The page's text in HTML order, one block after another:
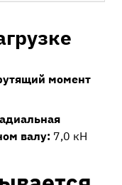
момент
валу: 7,0 кН